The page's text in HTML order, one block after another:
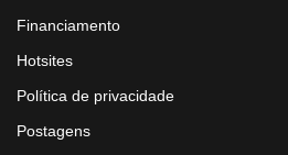
Financiamento
Hotsites
Política de privacidade
Postagens